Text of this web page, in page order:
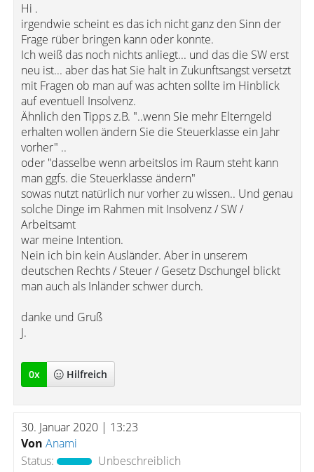
Hi .
irgendwie scheint es das ich nicht ganz den Sinn der
Frage rüber bringen kann oder konnte.
Ich weiß das noch nichts anliegt... und das die SW erst
neu ist... aber das hat Sie halt in Zukunftsangst versetzt
mit Fragen ob man auf was achten sollte im Hinblick
auf eventuell Insolvenz.
Ähnlich den Tipps z.B. "..wenn Sie mehr Elterngeld
erhalten wollen ändern Sie die Steuerklasse ein Jahr
vorher" ..
oder "dasselbe wenn arbeitslos im Raum steht kann
man ggfs. die Steuerklasse ändern"
sowas nutzt natürlich nur vorher zu wissen.. Und genau
solche Dinge im Rahmen mit Insolvenz / SW /
Arbeitsamt
war meine Intention.
Nein ich bin kein Ausländer. Aber in unserem
deutschen Rechts / Steuer / Gesetz Dschungel blickt
man auch als Inländer schwer durch.
danke und Gruß
J.
0x Hilfreich
30. Januar 2020 | 13:23
Von Anami
Status:
Unbeschreiblich